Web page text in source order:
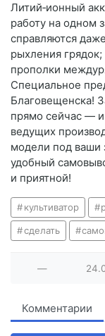
Литий‑ионный
работу на одном
справляются
рыхления
прополки
Специальное
Благовещенска!
прямо сейчас — и
ведущих
модели под ваши
удобный
и приятной!
культиватор
сделать
—
Комментарии